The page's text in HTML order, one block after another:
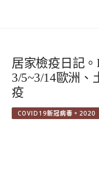
居家檢疫日記
3/5~3/14歐洲
疫
COVID19新冠病毒。2020